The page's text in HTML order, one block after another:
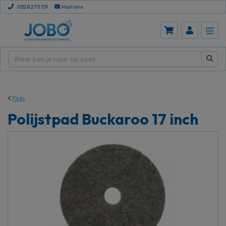
0528 275 151 Mail ons
Pads
Polijstpad Buckaroo 17 inch